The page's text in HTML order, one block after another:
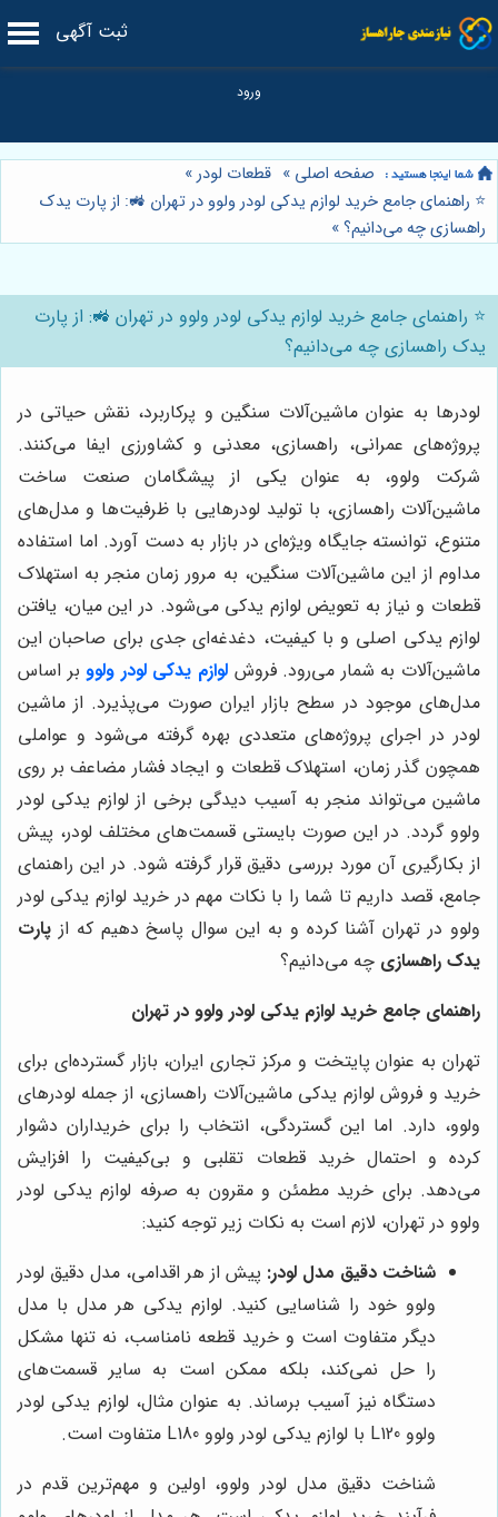
ثبت آگهی
صفحه اصلی » قطعات لودر»
⭐️ راهنمای جامع خرید لوازم یدکی لودر ولوو در تهران 🚜: از پارت یدک
راهسازی چه می‌دانیم؟»
⭐️ راهنمای جامع خرید لوازم یدکی لودر ولوو در تهران 🚜: از پارت
یدک راهسازی چه می‌دانیم؟
لودرها به عنوان ماشین‌آلات سنگین و پرکاربرد، نقش حیاتی در
پروژه‌های عمرانی، راهسازی، معدنی و کشاورزی ایفا می‌کنند.
شرکت ولوو، به عنوان یکی از پیشگامان صنعت ساخت
ماشین‌آلات راهسازی، با تولید لودرهایی با ظرفیت‌ها و مدل‌های
متنوع، توانسته جایگاه ویژه‌ای در بازار به دست آورد. اما استفاده
مداوم از این ماشین‌آلات سنگین، به مرور زمان منجر به استهلاک
قطعات و نیاز به تعویض لوازم یدکی می‌شود. در این میان، یافتن
لوازم یدکی اصلی و با کیفیت، دغدغه‌ای جدی برای صاحبان این
ماشین‌آلات به شمار می‌رود. فروش لوازم یدکی لودر ولووبر اساس
مدل‌های موجود در سطح بازار ایران صورت می‌پذیرد. از ماشین
لودر در اجرای پروژه‌های متعددی بهره گرفته می‌شود و عواملی
همچون گذر زمان، استهلاک قطعات و ایجاد فشار مضاعف بر روی
ماشین می‌تواند منجر به آسیب دیدگی برخی از لوازم یدکی لودر
ولوو گردد. در این صورت بایستی قسمت‌های مختلف لودر، پیش
از بکارگیری آن مورد بررسی دقیق قرار گرفته شود. در این راهنمای
جامع، قصد داریم تا شما را با نکات مهم در خرید لوازم یدکی لودر
ولوو در تهران آشنا کرده و به این سوال پاسخ دهیم که از پارت
یدک راهسازی چه می‌دانیم؟
راهنمای جامع خرید لوازم یدکی لودر ولوو در تهران
تهران به عنوان پایتخت و مرکز تجاری ایران، بازار گسترده‌ای برای
خرید و فروش لوازم یدکی ماشین‌آلات راهسازی، از جمله لودرهای
ولوو، دارد. اما این گستردگی، انتخاب را برای خریداران دشوار
کرده و احتمال خرید قطعات تقلبی و بی‌کیفیت را افزایش
می‌دهد. برای خرید مطمئن و مقرون به صرفه لوازم یدکی لودر
ولوو در تهران، لازم است به نکات زیر توجه کنید:
شناخت دقیق مدل لودر: پیش از هر اقدامی، مدل دقیق لودر
ولوو خود را شناسایی کنید. لوازم یدکی هر مدل با مدل
دیگر متفاوت است و خرید قطعه نامناسب، نه تنها مشکل
را حل نمی‌کند، بلکه ممکن است به سایر قسمت‌های
دستگاه نیز آسیب برساند. به عنوان مثال، لوازم یدکی لودر
ولوو L120 با لوازم یدکی لودر ولوو L180 متفاوت است.
شناخت دقیق مدل لودر ولوو، اولین و مهم‌ترین قدم در